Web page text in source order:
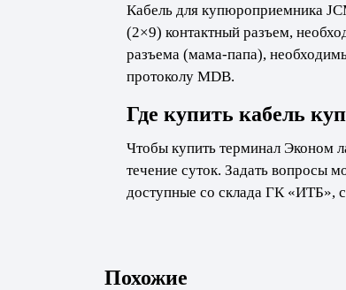
Кабель для купюроприемника
(2×9) контактный разъем,
разъема (мама-папа),
протоколу MDB.
Где купить кабель
Чтобы купить терминал Эконом
течение суток. Задать вопросы
доступные со склада ГК «ИТБ»,
Похожие